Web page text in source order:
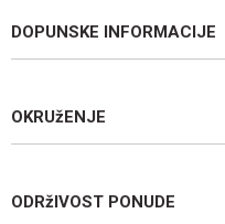
DOPUNSKE INFORMACIJE
OKRUžENJE
ODRžIVOST PONUDE